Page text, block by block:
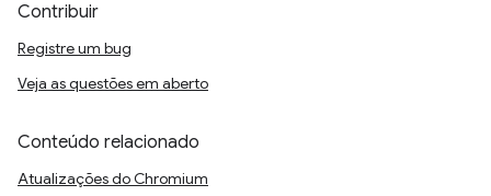
Contribuir
Registre um bug
Veja as questões em aberto
Conteúdo relacionado
Atualizações do Chromium